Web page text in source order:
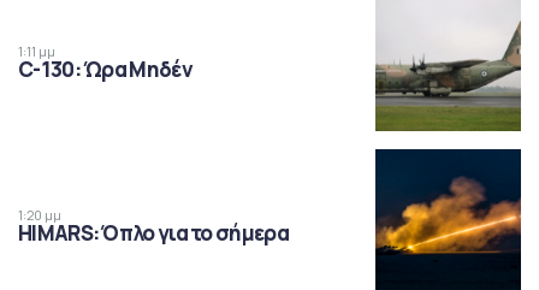
1:11 μμ
C-130: Ώρα Μηδέν
1:20 μμ
HIMARS: Όπλο για το σήμερα